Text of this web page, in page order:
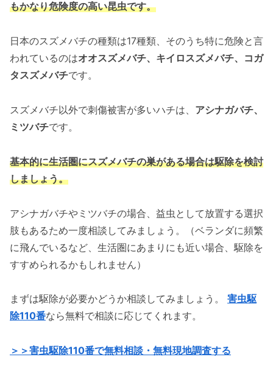
もかなり危険度の高い昆虫です。
日本のスズメバチの種類は17種類、そのうち特に危険と言
われているのはオオスズメバチ、キイロスズメバチ、コガ
タスズメバチです。
スズメバチ以外で刺傷被害が多いハチは、 アシナガバチ、
ミツバチです。
基本的に生活圏にスズメバチの巣がある場合は駆除を検討
しましょう。
アシナガバチやミツバチの場合、益虫として放置する選択
肢もあるため一度相談してみましょう。（ベランダに頻繁
に飛んでいるなど、生活圏にあまりにも近い場合、駆除を
すすめられるかもしれません）
まずは駆除が必要かどうか相談してみましょう。 害虫駆
除110番なら無料で相談に応じてくれます。
＞＞害虫駆除110番で無料相談・無料現地調査する